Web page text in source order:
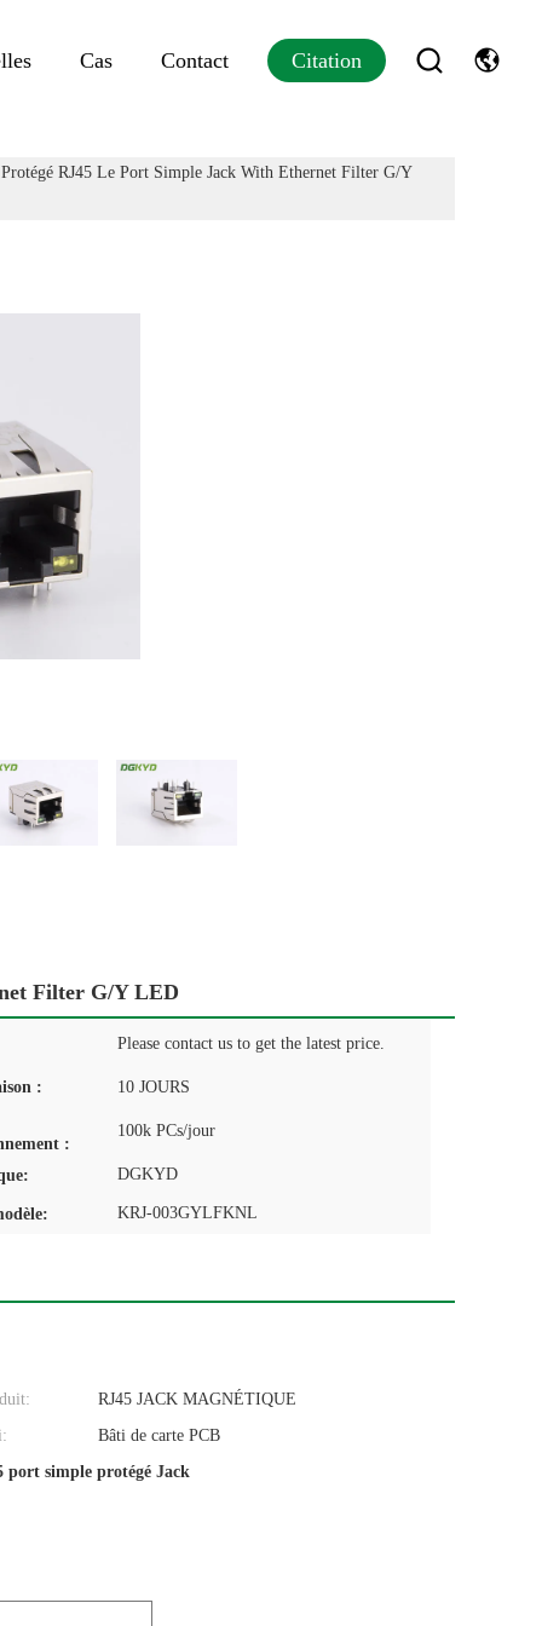
Cas Contact Citation
RJ45 Le Port Simple Jack With Ethernet Filter G/Y
Filter G/Y LED
Please contact us to get the latest price.
: 10 JOURS
:
100k PCs/jour
DGKYD
KRJ-003GYLFKNL
RJ45 JACK MAGNÉTIQUE
Bâti de carte PCB
port simple protégé Jack